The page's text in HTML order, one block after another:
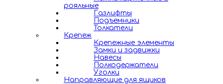
рояльные
Газлифты
Подъемники
Толкатели
Крепеж
Крепежные элементы
Замки и задвижки
Навесы
Полкодержатели
Уголки
Направляющие для ящиков